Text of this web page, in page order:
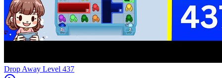
Level 437